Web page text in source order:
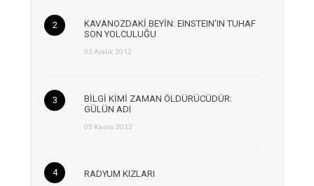
KAVANOZDAKİ BEYİN: EINSTEIN’IN TUHAF
SON YOLCULUĞU
03 Aralık 2012
BİLGİ KİMİ ZAMAN ÖLDÜRÜCÜDÜR:
GÜLÜN ADI
05 Kasım 2012
RADYUM KIZLARI